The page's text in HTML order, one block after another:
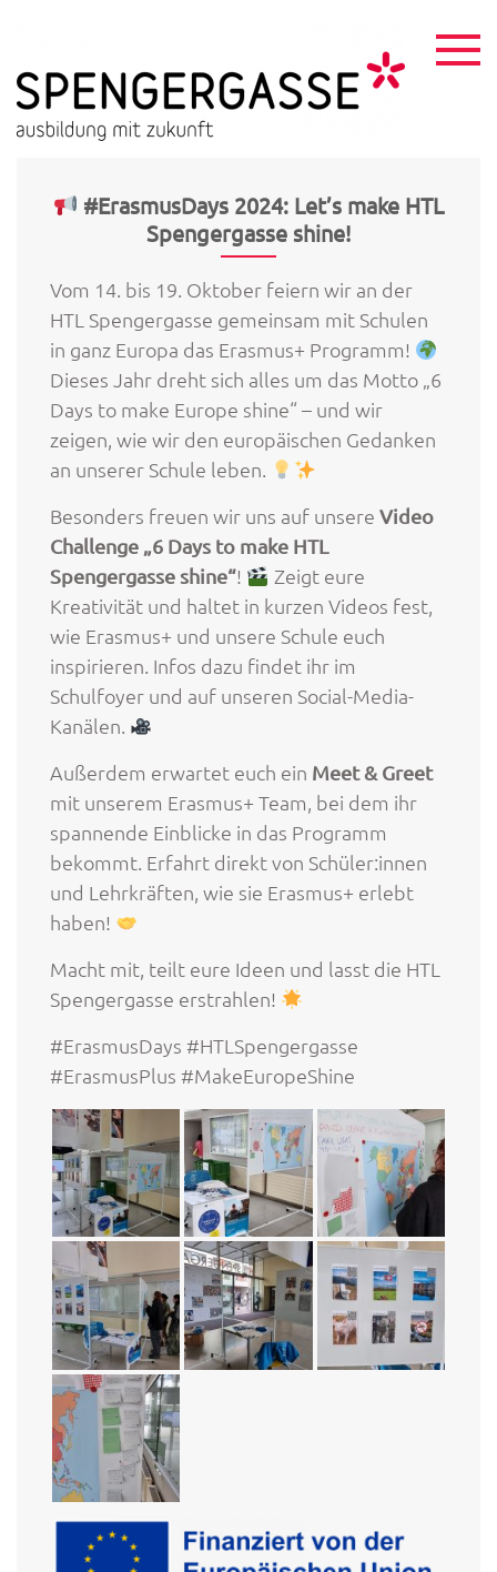
content
#ErasmusDays 2024: Let’s make HTL
Spengergasse shine!
Vom 14. bis 19. Oktober feiern wir an der
HTL Spengergasse gemeinsam mit Schulen
in ganz Europa das Erasmus+ Programm!
Dieses Jahr dreht sich alles um das Motto „6
Days to make Europe shine“ – und wir
zeigen, wie wir den europäischen Gedanken
an unserer Schule leben.
Besonders freuen wir uns auf unsere Video
Challenge „6 Days to make HTL
Spengergasse shine“!
Zeigt eure
Kreativität und haltet in kurzen Videos fest,
wie Erasmus+ und unsere Schule euch
inspirieren. Infos dazu findet ihr im
Schulfoyer und auf unseren Social-Media-
Kanälen.
Außerdem erwartet euch ein Meet & Greet
mit unserem Erasmus+ Team, bei dem ihr
spannende Einblicke in das Programm
bekommt. Erfahrt direkt von Schüler:innen
und Lehrkräften, wie sie Erasmus+ erlebt
haben!
Macht mit, teilt eure Ideen und lasst die HTL
Spengergasse erstrahlen!
#ErasmusDays #HTLSpengergasse
#ErasmusPlus #MakeEuropeShine